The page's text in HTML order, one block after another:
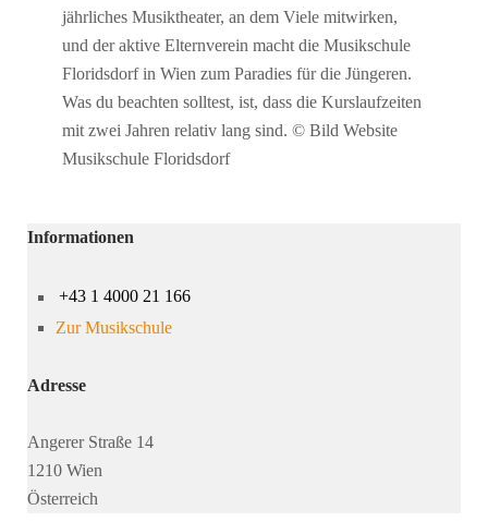
jährliches Musiktheater, an dem Viele mitwirken,
und der aktive Elternverein macht die Musikschule
Floridsdorf in Wien zum Paradies für die Jüngeren.
Was du beachten solltest, ist, dass die Kurslaufzeiten
mit zwei Jahren relativ lang sind. © Bild Website
Musikschule Floridsdorf
Informationen
+43 1 4000 21 166
Zur Musikschule
Adresse
Angerer Straße 14
1210 Wien
Österreich